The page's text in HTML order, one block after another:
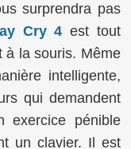
surprendra pas
Cry 4 est tout
à la souris. Même
intelligente,
qui demandent
exercice pénible
un clavier. Il est